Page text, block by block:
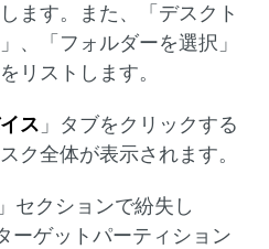
ます。また、「デスクト
、「フォルダーを選択」
リストします。
ス 」タブをクリックする
ク全体が表示されます。
セクションで紛失し
ーゲットパーティション